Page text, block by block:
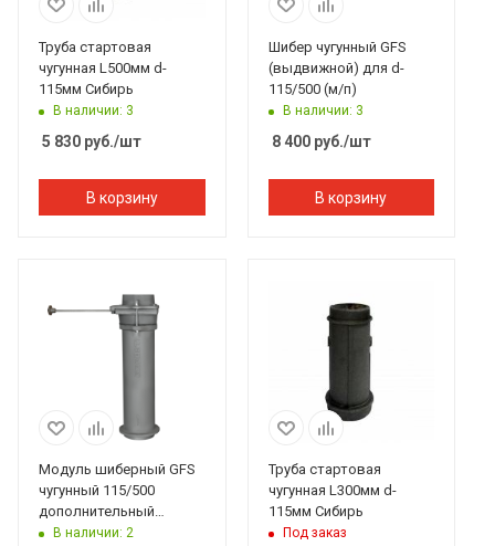
Труба стартовая
чугунная L500мм d-
115мм Сибирь
В наличии: 3
5 830 руб./шт
В корзину
Шибер чугунный GFS
(выдвижной) для d-
115/500 (м/п)
В наличии: 3
8 400руб./шт
В корзину
Модуль шиберный GFS
чугунный 115/500
дополнительный
(верхняя труба + шибер
В наличии: 2
Труба стартовая
чугунная L300мм d-
115мм Сибирь
Под заказ